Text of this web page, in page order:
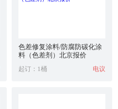
色差修复涂料/防腐防碳化涂
料（色差剂）北京报价
起订：1桶 电议